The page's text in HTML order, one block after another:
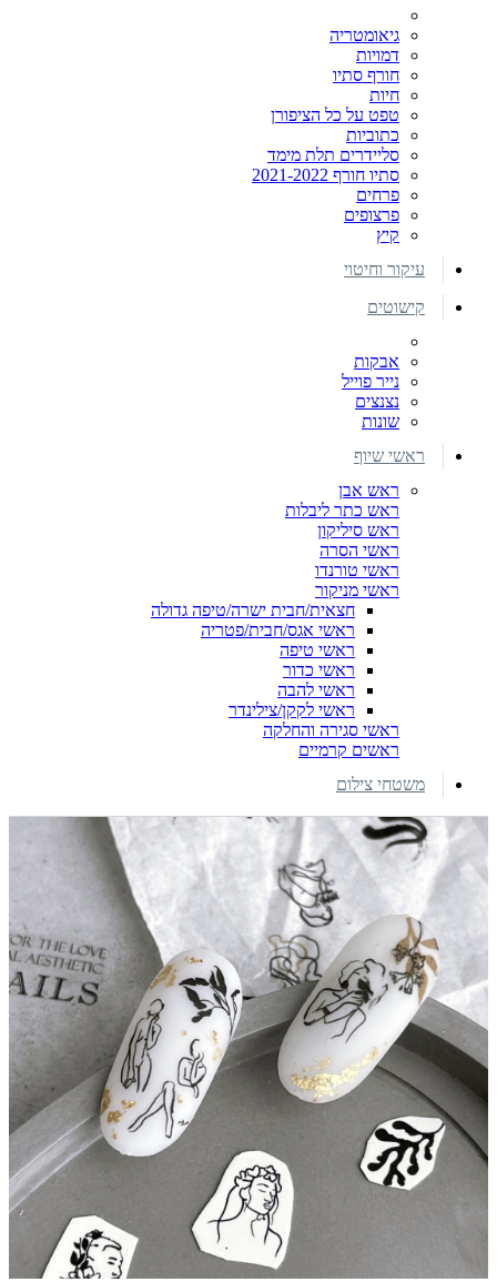
גיאומטריה
דמויות
חורף סתיו
חיות
טפט על כל הציפורן
כתוביות
סליידרים תלת מימד
סתיו חורף 2021-2022
פרחים
פרצופים
קיץ
עיקור וחיטוי
קישוטים
אבקות
נייר פוייל
נצנצים
שונות
ראשי שיוף
ראש אבן
ראש כתר ליבלות
ראש סיליקון
ראשי הסרה
ראשי טורנדו
ראשי מניקור
חצאית/חבית ישרה/טיפה גדולה
ראשי אגס/חבית/פטריה
ראשי טיפה
ראשי כדור
ראשי להבה
ראשי לקקן/צילינדר
ראשי סגירה והחלקה
ראשים קרמיים
משטחי צילום